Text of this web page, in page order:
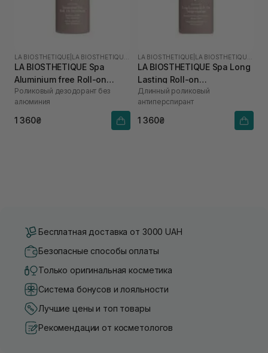
LA BIOSTHETIQUE
LA BIOSTHETIQUE Spa
Aluminium free Roll-on
Deodorant 50 мл
Роликовый дезодорант без
алюминия
1 360₴
LA BIOSTHETIQUE
LA BIOSTHETIQUE Spa Long
Lasting Roll-on
Antiperspirant 50 мл
Длинный роликовый
антиперспирант
1 360₴
Бесплатная доставка от 3000 UAH
Безопасные способы оплаты
Только оригинальная косметика
Система бонусов и лояльности
Лучшие цены и топ товары
Рекомендации от косметологов